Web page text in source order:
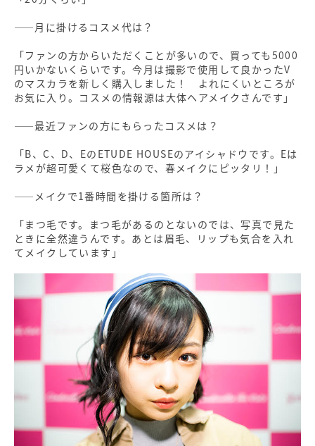
――月に掛けるコスメ代は？
「ファンの方からいただくことが多いので、買っても5000
円いかないくらいです。今月は撮影で使用して良かったV
のマスカラを新しく購入しました！ よれにくいところが
お気に入り。コスメの情報源は大体ヘアメイクさんです」
――最近ファンの方にもらったコスメは？
「B、C、D、EのETUDE HOUSEのアイシャドウです。Eは
ラメが超可愛くて桜色なので、春メイクにピッタリ！」
――メイクで1番時間を掛ける箇所は？
「まつ毛です。まつ毛があるのとないのでは、写真で見た
ときに全然違うんです。あとは眉毛、リップも気合を入れ
てメイクしています」